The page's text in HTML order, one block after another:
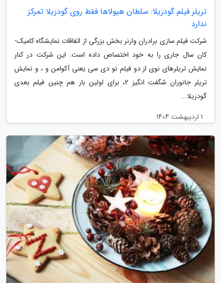
تریلر فیلم گودزیلا: سلطان هیولاها فقط روی گودزیلا تمرکز
ندارد
شرکت فیلم سازی برادران وارنر بخش بزرگی از اتفاقات نمایشگاه کامیک-
کان سال جاری را به خود اختصاص داده است. این شرکت در کنار
نمایش تریلرهای نوی از دو فیلم نو دی سی یعنی آکوامن و ، و نمایش
تریلر جانوران شگفت انگیز 2، برای اولین بار هم چنین فیلم بعدی
گودزیلا...
1 اردیبهشت 1404